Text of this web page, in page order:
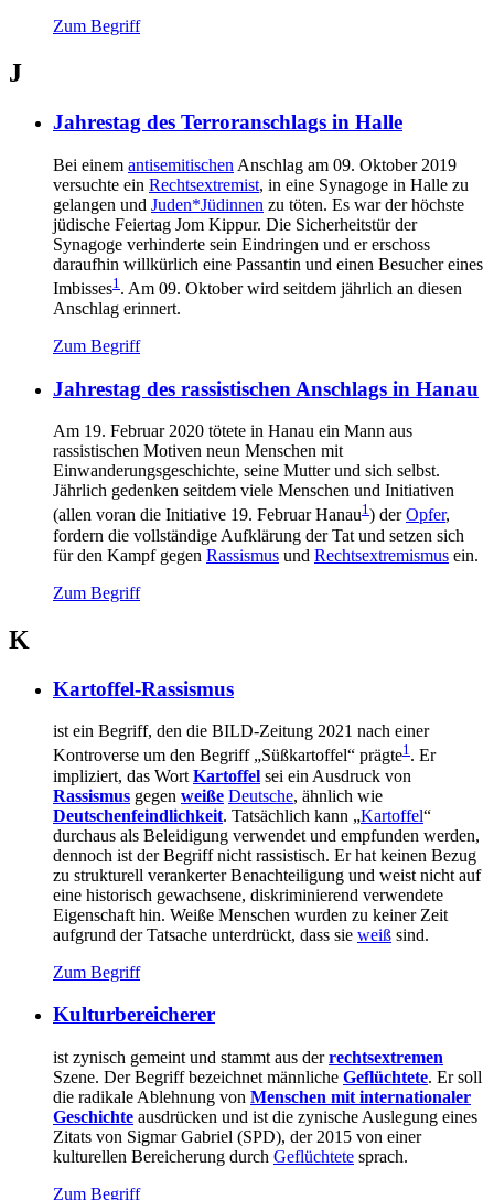
Zum Begriff
J
Jahrestag des Terroranschlags in Halle
Bei einem antisemitischen Anschlag am 09. Oktober 2019
versuchte ein Rechtsextremist, in eine Synagoge in Halle zu
gelangen und Juden*Jüdinnen zu töten. Es war der höchste
jüdische Feiertag Jom Kippur. Die Sicherheitstür der
Synagoge verhinderte sein Eindringen und er erschoss
daraufhin willkürlich eine Passantin und einen Besucher eines
Imbisses1 . Am 09. Oktober wird seitdem jährlich an diesen
Anschlag erinnert.
Zum Begriff
Jahrestag des rassistischen Anschlags in Hanau
Am 19. Februar 2020 tötete in Hanau ein Mann aus
rassistischen Motiven neun Menschen mit
Einwanderungsgeschichte, seine Mutter und sich selbst.
Jährlich gedenken seitdem viele Menschen und Initiativen
(allen voran die Initiative 19. Februar Hanau1) derOpfer,
fordern die vollständige Aufklärung der Tat und setzen sich
für den Kampf gegen Rassismus und Rechtsextremismus ein.
Zum Begriff
K
Kartoffel-Rassismus
ist ein Begriff, den die BILD-Zeitung 2021 nach einer
Kontroverse um den Begriff „Süßkartoffel“ prägte1. Er
impliziert, das Wort Kartoffel sei ein Ausdruck von
Rassismus gegen weiße Deutsche, ähnlich wie
Deutschenfeindlichkeit. Tatsächlich kann „Kartoffel“
durchaus als Beleidigung verwendet und empfunden werden,
dennoch ist der Begriff nicht rassistisch. Er hat keinen Bezug
zu strukturell verankerter Benachteiligung und weist nicht auf
eine historisch gewachsene, diskriminierend verwendete
Eigenschaft hin. Weiße Menschen wurden zu keiner Zeit
aufgrund der Tatsache unterdrückt, dass sie weiß sind.
Zum Begriff
Kulturbereicherer
ist zynisch gemeint und stammt aus derrechtsextremen
Szene. Der Begriff bezeichnet männliche Geflüchtete. Er soll
die radikale Ablehnung von Menschen mit internationaler
Geschichte ausdrücken und ist die zynische Auslegung eines
Zitats von Sigmar Gabriel (SPD), der 2015 von einer
kulturellen Bereicherung durch Geflüchtete sprach.
Zum Begriff